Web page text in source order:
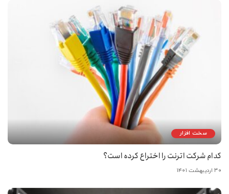
سخت افزار
کدام شرکت اترنت را اختراع کرده است؟
۳۰ اردیبهشت ۱۴۰۱